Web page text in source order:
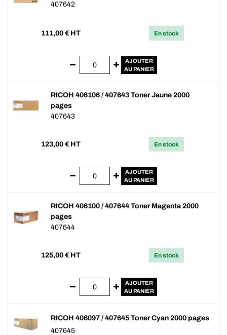
407642
111,00 € HT En stock
AJOUTER
AU PANIER
RICOH 406106 / 407643 Toner Jaune 2000
pages
407643
123,00 € HT En stock
AJOUTER
AU PANIER
RICOH 406100 / 407644 Toner Magenta 2000
pages
407644
125,00 € HT En stock
AJOUTER
AU PANIER
RICOH 406097 / 407645 Toner Cyan 2000 pages
407645